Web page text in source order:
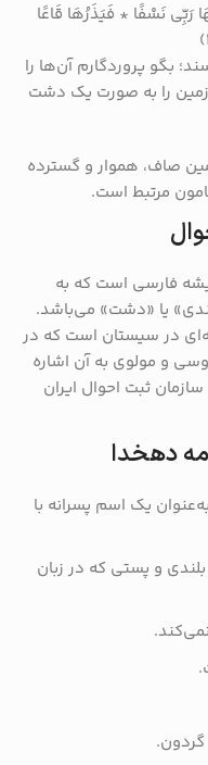
رَبِّی نَسْفًا * فَیَذَرُهَا قَاعًا
بگو پروردگارم آن‌ها را
زمین را به صورت یک دشت
صاف، هموار و گسترده
مرتبط است.
فارسی است که به
یا «دشت» می‌باشد.
در سیستان است که در
و مولوی به آن اشاره
ثبت احوال ایران
دهخدا
به‌عنوان یک اسم پسرانه با
و پستی که در زبان
گردون.